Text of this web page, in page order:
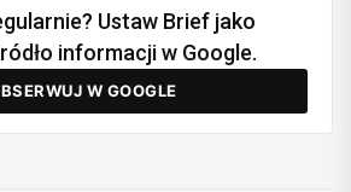
Ustaw Brief jako
informacji w Google.
W GOOGLE